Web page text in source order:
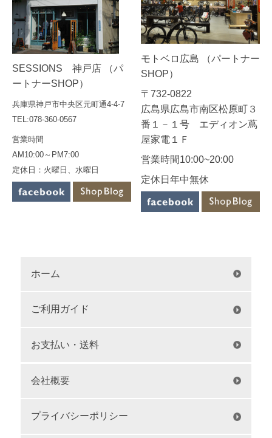
SESSIONS 神戸店 （パ
ートナーSHOP）
兵庫県神戸市中央区元町通4-4-7
TEL:078-360-0567
営業時間
AM10:00～PM7:00
定休日：火曜日、水曜日
モトベロ広島 （パートナー
SHOP）
〒732-0822
広島県広島市南区松原町３
番１－１号 エディオン蔦
屋家電１Ｆ
営業時間10:00~20:00
定休日年中無休
ホーム
ご利用ガイド
お支払い・送料
会社概要
プライバシーポリシー